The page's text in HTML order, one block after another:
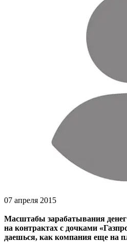
07 апреля 2015
Масштабы зарабатывания
на контрактах с дочками
даешься, как компания еще на